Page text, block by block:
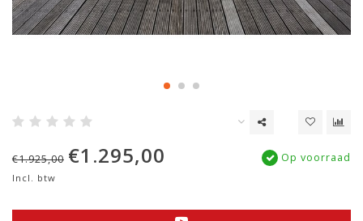
€1.925,00 €1.295,00
Incl. btw
Op voorraad